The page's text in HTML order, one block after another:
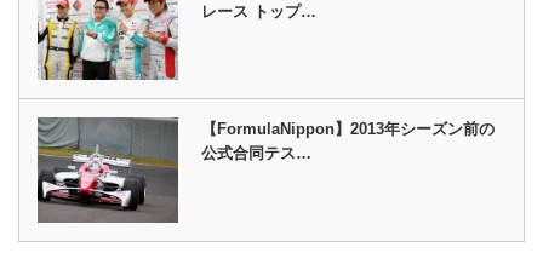
レース トップ…
【FormulaNippon】2013年シーズン前の
公式合同テス…